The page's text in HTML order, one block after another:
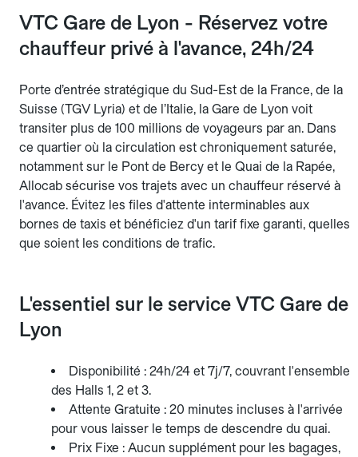
VTC Gare de Lyon - Réservez votre
chauffeur privé à l'avance, 24h/24
Porte d’entrée stratégique du Sud-Est de la France, de la
Suisse (TGV Lyria) et de l’Italie, la Gare de Lyon voit
transiter plus de 100 millions de voyageurs par an. Dans
ce quartier où la circulation est chroniquement saturée,
notamment sur le Pont de Bercy et le Quai de la Rapée,
Allocab sécurise vos trajets avec un chauffeur réservé à
l'avance. Évitez les files d'attente interminables aux
bornes de taxis et bénéficiez d'un tarif fixe garanti, quelles
que soient les conditions de trafic.
L'essentiel sur le service VTC Gare de
Lyon
Disponibilité : 24h/24 et 7j/7, couvrant l'ensemble
des Halls 1, 2 et 3.
Attente Gratuite : 20 minutes incluses à l'arrivée
pour vous laisser le temps de descendre du quai.
Prix Fixe : Aucun supplément pour les bagages,